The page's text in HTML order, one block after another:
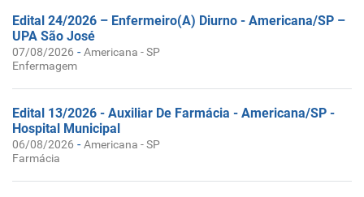
Edital 24/2026 – Enfermeiro(A) Diurno - Americana/SP –
UPA São José
07/08/2026 -Americana - SP
Enfermagem
Edital 13/2026 - Auxiliar De Farmácia - Americana/SP -
Hospital Municipal
06/08/2026 -Americana - SP
Farmácia